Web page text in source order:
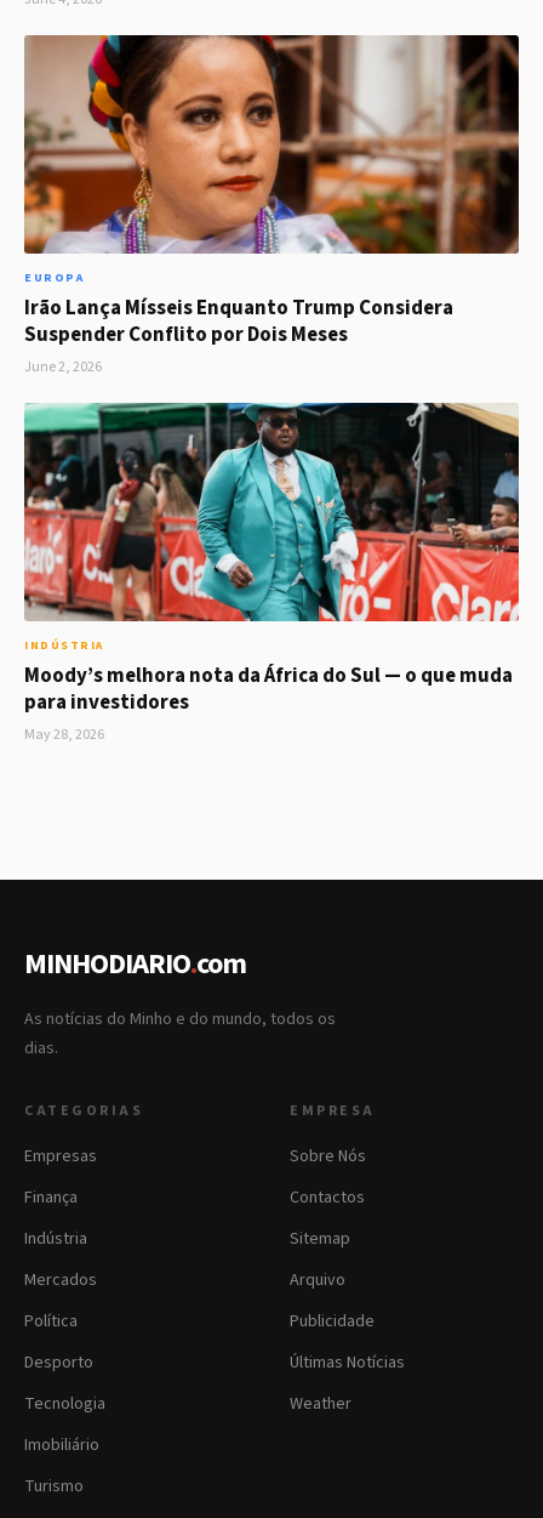
EUROPA
Irão Lança Mísseis Enquanto Trump Considera
Suspender Conflito por Dois Meses
June 2, 2026
INDÚSTRIA
Moody’s melhora nota da África do Sul — o que muda
para investidores
May 28, 2026
MINHODIARIO.com
As notícias do Minho e do mundo, todos os
dias.
CATEGORIAS
Empresas
Finança
Indústria
Mercados
Política
Desporto
Tecnologia
Imobiliário
Turismo
EMPRESA
Sobre Nós
Contactos
Sitemap
Arquivo
Publicidade
Últimas Notícias
Weather